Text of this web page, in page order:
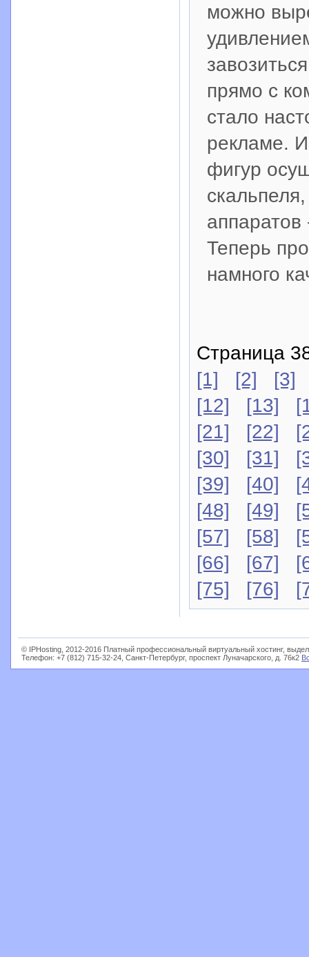
можно
прямо с
стало
рекламе.
фигур
аппаратов
Теперь
намного
Страница
[1]
[2]
[3]
[12]
[13]
[21]
[22]
[30]
[31]
[39]
[40]
[48]
[49]
[57]
[58]
[66]
[67]
[75]
[76]
© IPHosting, 2012-2016 Платный профессиональный виртуальный хостинг,
Телефон: +7 (812) 715-32-24, Санкт-Петербург, проспект Луначарского, д. 76к2